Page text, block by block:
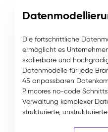
Die fortschrittliche
ermöglicht es
skalierbare und
Datenmodelle für jede
45 anpassbaren
Pimcores no-code
Verwaltung komplexer
strukturierte,